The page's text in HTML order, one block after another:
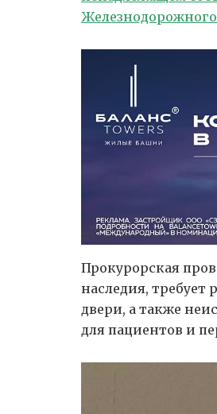
Прокурорская
наследия,
двери, а также
для пациентов и